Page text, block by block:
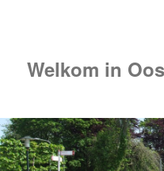
Welkom in